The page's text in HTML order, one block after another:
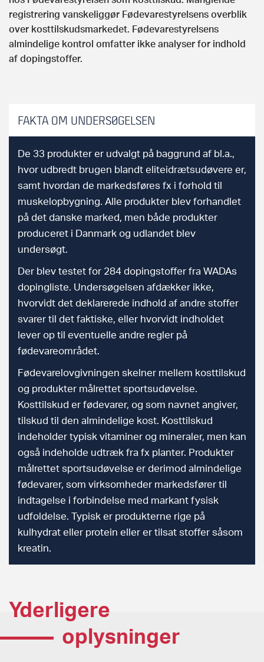
registrering vanskeliggør Fødevarestyrelsens overblik
over kosttilskudsmarkedet. Fødevarestyrelsens
almindelige kontrol omfatter ikke analyser for indhold
af dopingstoffer.
FAKTA OM UNDERSØGELSEN
De 33 produkter er udvalgt på baggrund af bl.a.,
hvor udbredt brugen blandt eliteidrætsudøvere er,
samt hvordan de markedsføres fx i forhold til
muskelopbygning. Alle produkter blev forhandlet
på det danske marked, men både produkter
produceret i Danmark og udlandet blev
undersøgt.
Der blev testet for 284 dopingstoffer fra WADAs
dopingliste. Undersøgelsen afdækker ikke,
hvorvidt det deklarerede indhold af andre stoffer
svarer til det faktiske, eller hvorvidt indholdet
lever op til eventuelle andre regler på
fødevareområdet.
Fødevarelovgivningen skelner mellem kosttilskud
og produkter målrettet sportsudøvelse.
Kosttilskud er fødevarer, og som navnet angiver,
tilskud til den almindelige kost. Kosttilskud
indeholder typisk vitaminer og mineraler, men kan
også indeholde udtræk fra fx planter. Produkter
målrettet sportsudøvelse er derimod almindelige
fødevarer, som virksomheder markedsfører til
indtagelse i forbindelse med markant fysisk
udfoldelse. Typisk er produkterne rige på
kulhydrat eller protein eller er tilsat stoffer såsom
kreatin.
Yderligere
oplysninger